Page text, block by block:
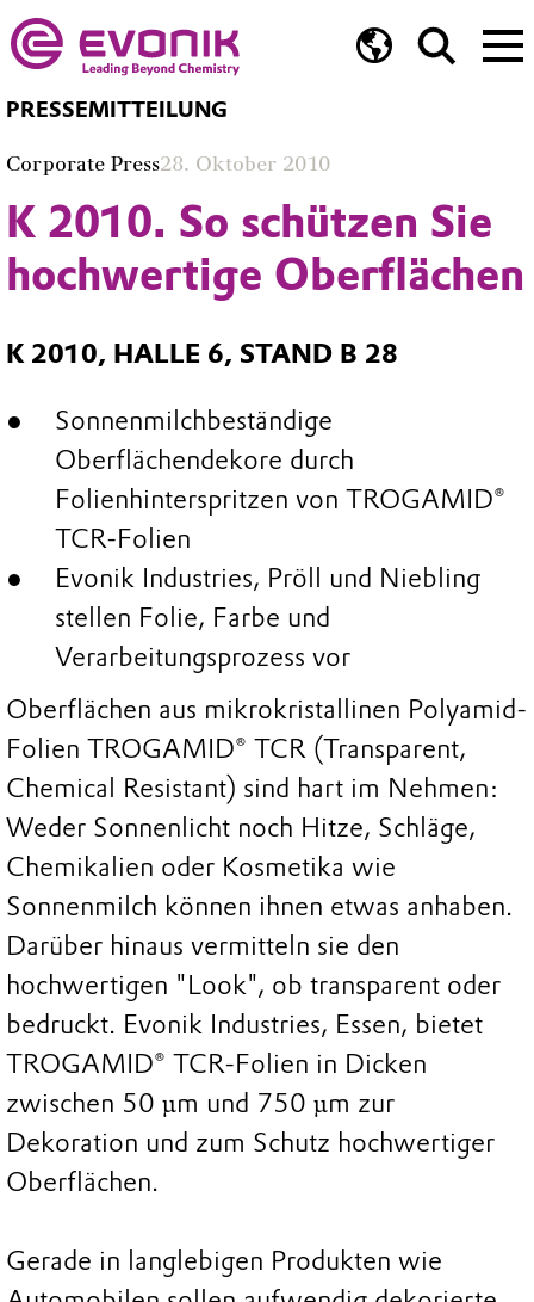
PRESSEMITTEILUNG
Corporate Press28. Oktober 2010
K 2010. So schützen Sie
hochwertige Oberflächen
K 2010, HALLE 6, STAND B 28
Sonnenmilchbeständige
Oberflächendekore durch
Folienhinterspritzen von TROGAMID®
TCR-Folien
Evonik Industries, Pröll und Niebling
stellen Folie, Farbe und
Verarbeitungsprozess vor
Oberflächen aus mikrokristallinen Polyamid-
Folien TROGAMID® TCR (Transparent,
Chemical Resistant) sind hart im Nehmen:
Weder Sonnenlicht noch Hitze, Schläge,
Chemikalien oder Kosmetika wie
Sonnenmilch können ihnen etwas anhaben.
Darüber hinaus vermitteln sie den
hochwertigen "Look", ob transparent oder
bedruckt. Evonik Industries, Essen, bietet
TROGAMID® TCR-Folien in Dicken
zwischen 50 µm und 750 µm zur
Dekoration und zum Schutz hochwertiger
Oberflächen.
Gerade in langlebigen Produkten wie